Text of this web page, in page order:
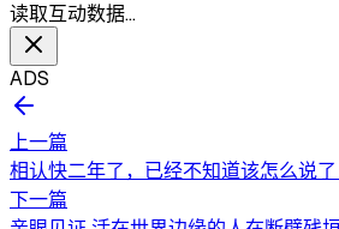
读取互动数据…
ADS
上一篇
相认快二年了，已经不知道该怎么说
下一篇